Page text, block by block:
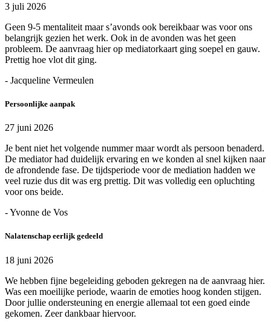
3 juli 2026
Geen 9-5 mentaliteit maar s’avonds ook bereikbaar was voor ons
belangrijk gezien het werk. Ook in de avonden was het geen
probleem. De aanvraag hier op mediatorkaart ging soepel en gauw.
Prettig hoe vlot dit ging.
- Jacqueline Vermeulen
Persoonlijke aanpak
27 juni 2026
Je bent niet het volgende nummer maar wordt als persoon benaderd.
De mediator had duidelijk ervaring en we konden al snel kijken naar
de afrondende fase. De tijdsperiode voor de mediation hadden we
veel ruzie dus dit was erg prettig. Dit was volledig een opluchting
voor ons beide.
- Yvonne de Vos
Nalatenschap eerlijk gedeeld
18 juni 2026
We hebben fijne begeleiding geboden gekregen na de aanvraag hier.
Was een moeilijke periode, waarin de emoties hoog konden stijgen.
Door jullie ondersteuning en energie allemaal tot een goed einde
gekomen. Zeer dankbaar hiervoor.